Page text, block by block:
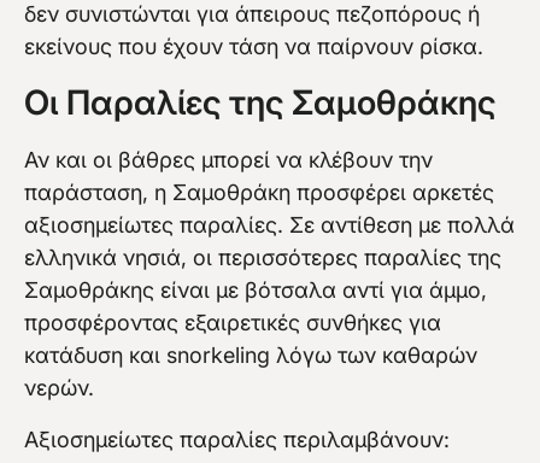
δεν συνιστώνται για άπειρους πεζοπόρους ή
εκείνους που έχουν τάση να παίρνουν ρίσκα.
Οι Παραλίες της Σαμοθράκης
Αν και οι βάθρες μπορεί να κλέβουν την
παράσταση, η Σαμοθράκη προσφέρει αρκετές
αξιοσημείωτες παραλίες. Σε αντίθεση με πολλά
ελληνικά νησιά, οι περισσότερες παραλίες της
Σαμοθράκης είναι με βότσαλα αντί για άμμο,
προσφέροντας εξαιρετικές συνθήκες για
κατάδυση και snorkeling λόγω των καθαρών
νερών.
Αξιοσημείωτες παραλίες περιλαμβάνουν: